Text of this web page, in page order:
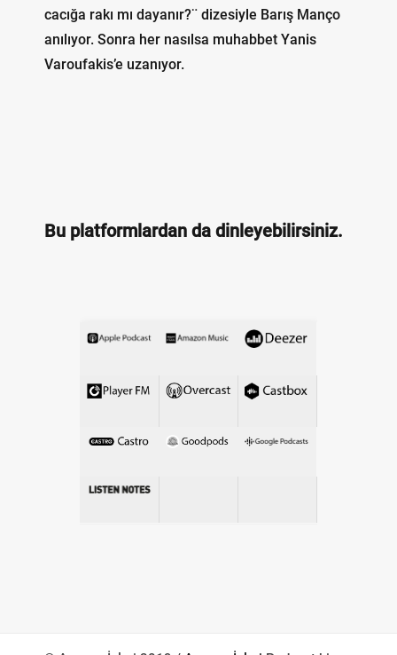
cacığa rakı mı dayanır?¨ dizesiyle Barış Manço
anılıyor. Sonra her nasılsa muhabbet Yanis
Varoufakis’e uzanıyor.
Bu platformlardan da dinleyebilirsiniz.